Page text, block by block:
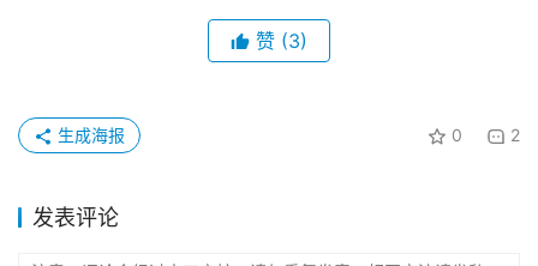
赞 (3)
0 2
生成海报
发表评论